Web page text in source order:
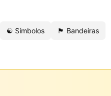
☯️ Símbolos 🏴 Bandeiras